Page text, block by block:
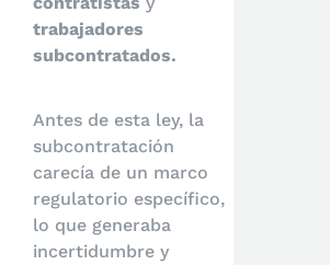
trabajadores
subcontratados.
Antes de esta ley, la
subcontratación
carecía de un marco
regulatorio específico,
lo que generaba
incertidumbre y